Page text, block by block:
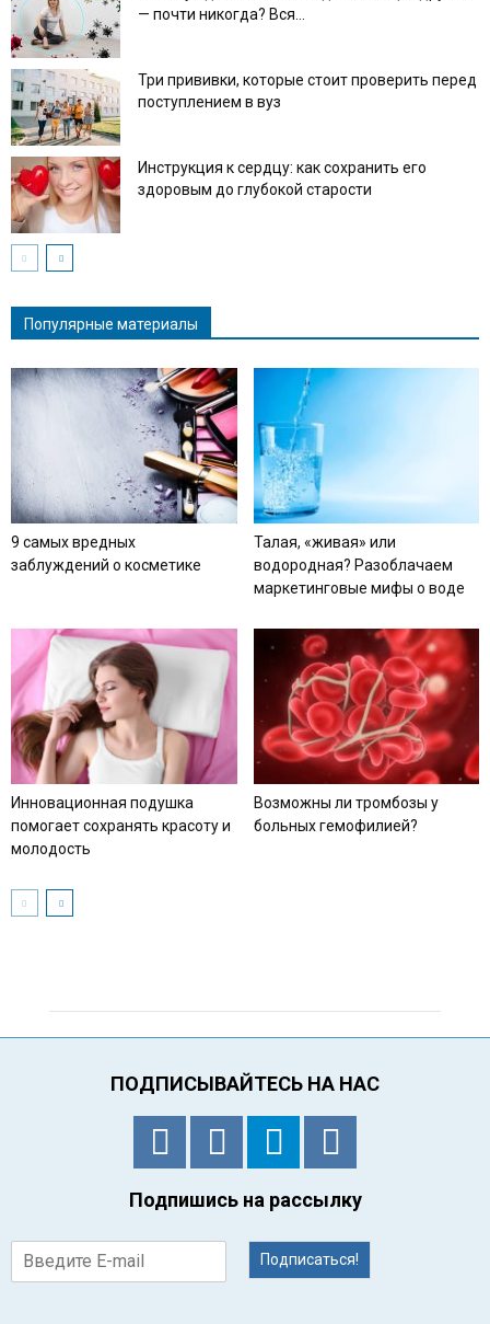
— почти никогда? Вся...
Три прививки, которые стоит проверить перед
поступлением в вуз
Инструкция к сердцу: как сохранить его
здоровым до глубокой старости
Популярные материалы
9 самых вредных
заблуждений о косметике
Талая, «живая» или
водородная? Разоблачаем
маркетинговые мифы о воде
Инновационная подушка
помогает сохранять красоту и
молодость
Возможны ли тромбозы у
больных гемофилией?
ПОДПИСЫВАЙТЕСЬ НА НАС
Подпишись на рассылку
Подписаться!